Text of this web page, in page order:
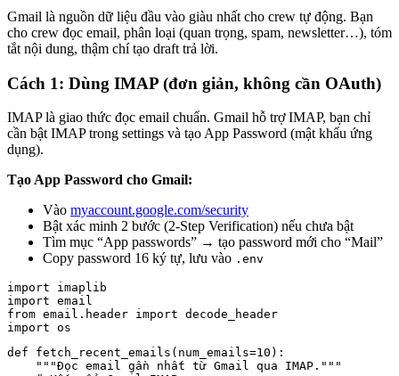
Gmail là nguồn dữ liệu đầu vào giàu nhất cho crew tự động. Bạn
cho crew đọc email, phân loại (quan trọng, spam, newsletter…), tóm
tắt nội dung, thậm chí tạo draft trả lời.
Cách 1: Dùng IMAP (đơn giản, không cần OAuth)
IMAP là giao thức đọc email chuẩn. Gmail hỗ trợ IMAP, bạn chỉ
cần bật IMAP trong settings và tạo App Password (mật khẩu ứng
dụng).
Tạo App Password cho Gmail:
Vào myaccount.google.com/security
Bật xác minh 2 bước (2-Step Verification) nếu chưa bật
Tìm mục “App passwords” → tạo password mới cho “Mail”
Copy password 16 ký tự, lưu vào .env
import imaplib
import email
from email.header import decode_header
def fetch_recent_emails(num_emails=10):
    """Đọc email gần nhất từ Gmail qua IMAP."""